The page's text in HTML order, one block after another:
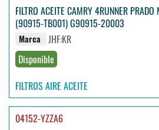
FILTRO ACEITE CAMRY 4RUNNER PRADO
(90915-TB001) G90915-20003
Marca
JHF:KR
Disponible
FILTROS AIRE ACEITE
04152-YZZA6